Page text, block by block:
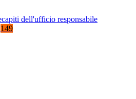
dell'ufficio responsabile
149